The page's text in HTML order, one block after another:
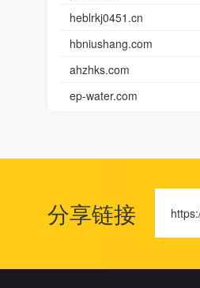
heblrkj0451.cn
hbniushang.com
ahzhks.com
ep-water.com
分享链接